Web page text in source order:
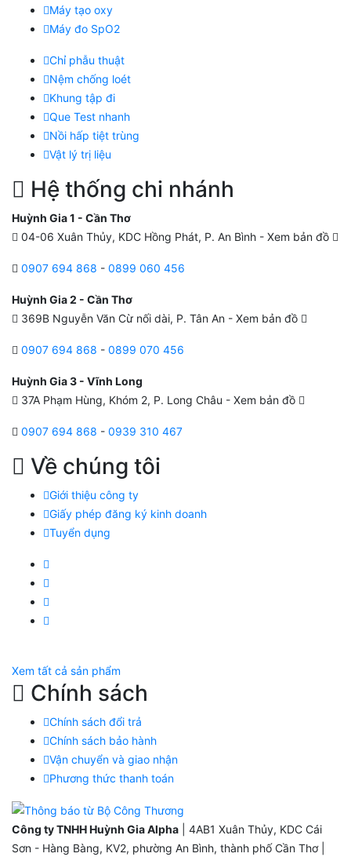
Máy tạo oxy
Máy đo SpO2
Chỉ phẫu thuật
Nệm chống loét
Khung tập đi
Que Test nhanh
Nồi hấp tiệt trùng
Vật lý trị liệu
Hệ thống chi nhánh
Huỳnh Gia 1 - Cần Thơ
04-06 Xuân Thủy, KDC Hồng Phát, P. An Bình - Xem bản đồ
0907 694 868 - 0899 060 456
Huỳnh Gia 2 - Cần Thơ
369B Nguyễn Văn Cừ nối dài, P. Tân An - Xem bản đồ
0907 694 868 - 0899 070 456
Huỳnh Gia 3 - Vĩnh Long
37A Phạm Hùng, Khóm 2, P. Long Châu - Xem bản đồ
0907 694 868 - 0939 310 467
Về chúng tôi
Giới thiệu công ty
Giấy phép đăng ký kinh doanh
Tuyển dụng
Xem tất cả sản phẩm
Chính sách
Chính sách đổi trả
Chính sách bảo hành
Vận chuyển và giao nhận
Phương thức thanh toán
Công ty TNHH Huỳnh Gia Alpha | 4AB1 Xuân Thủy, KDC Cái
Sơn - Hàng Bàng, KV2, phường An Bình, thành phố Cần Thơ |